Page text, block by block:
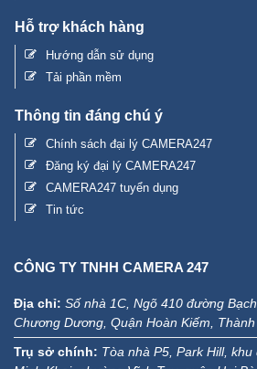
Hỗ trợ khách hàng
Hướng dẫn sử dụng
Tải phần mềm
Thông tin đáng chú ý
Chính sách đại lý CAMERA247
Đăng ký đại lý CAMERA247
CAMERA247 tuyển dụng
Tin tức
CÔNG TY TNHH CAMERA 247
Địa chỉ: Số nhà 1C, Ngõ 410 đường
Chương Dương, Quận Hoàn Kiếm,
Trụ sở chính: Tòa nhà P5, Park Hill,